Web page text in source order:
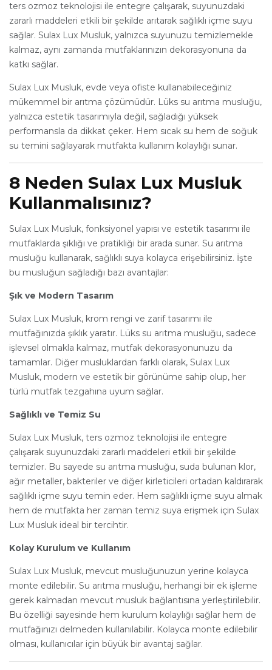
ters ozmoz teknolojisi ile entegre çalışarak, suyunuzdaki
zararlı maddeleri etkili bir şekilde arıtarak sağlıklı içme suyu
sağlar. Sulax Lux Musluk, yalnızca suyunuzu temizlemekle
kalmaz, aynı zamanda mutfaklarınızın dekorasyonuna da
katkı sağlar.
Sulax Lux Musluk, evde veya ofiste kullanabileceğiniz
mükemmel bir arıtma çözümüdür. Lüks su arıtma musluğu,
yalnızca estetik tasarımıyla değil, sağladığı yüksek
performansla da dikkat çeker. Hem sıcak su hem de soğuk
su temini sağlayarak mutfakta kullanım kolaylığı sunar.
8 Neden Sulax Lux Musluk
Kullanmalısınız?
Sulax Lux Musluk, fonksiyonel yapısı ve estetik tasarımı ile
mutfaklarda şıklığı ve pratikliği bir arada sunar. Su arıtma
musluğu kullanarak, sağlıklı suya kolayca erişebilirsiniz. İşte
bu musluğun sağladığı bazı avantajlar:
Şık ve Modern Tasarım
Sulax Lux Musluk, krom rengi ve zarif tasarımı ile
mutfağınızda şıklık yaratır. Lüks su arıtma musluğu, sadece
işlevsel olmakla kalmaz, mutfak dekorasyonunuzu da
tamamlar. Diğer musluklardan farklı olarak, Sulax Lux
Musluk, modern ve estetik bir görünüme sahip olup, her
türlü mutfak tezgahına uyum sağlar.
Sağlıklı ve Temiz Su
Sulax Lux Musluk, ters ozmoz teknolojisi ile entegre
çalışarak suyunuzdaki zararlı maddeleri etkili bir şekilde
temizler. Bu sayede su arıtma musluğu, suda bulunan klor,
ağır metaller, bakteriler ve diğer kirleticileri ortadan kaldırarak
sağlıklı içme suyu temin eder. Hem sağlıklı içme suyu almak
hem de mutfakta her zaman temiz suya erişmek için Sulax
Lux Musluk ideal bir tercihtir.
Kolay Kurulum ve Kullanım
Sulax Lux Musluk, mevcut musluğunuzun yerine kolayca
monte edilebilir. Su arıtma musluğu, herhangi bir ek işleme
gerek kalmadan mevcut musluk bağlantısına yerleştirilebilir.
Bu özelliği sayesinde hem kurulum kolaylığı sağlar hem de
mutfağınızı delmeden kullanılabilir. Kolayca monte edilebilir
olması, kullanıcılar için büyük bir avantaj sağlar.